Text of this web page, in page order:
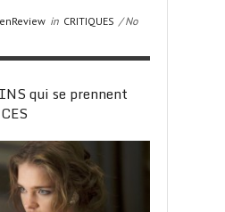
in CRITIQUES / No
qui se prennent